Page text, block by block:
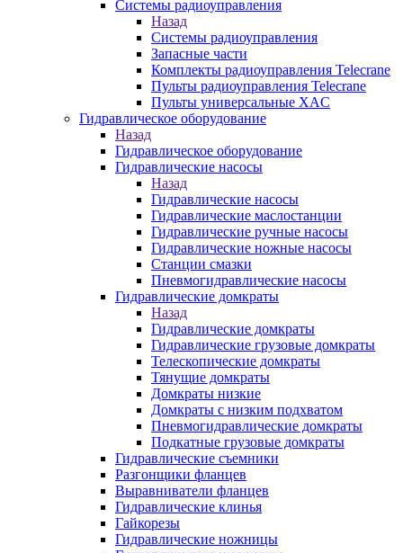
Системы радиоуправления
Назад
Системы радиоуправления
Запасные части
Комплекты радиоуправления Telecrane
Пульты радиоуправления Telecrane
Пульты универсальные XAC
Гидравлическое оборудование
Назад
Гидравлическое оборудование
Гидравлические насосы
Назад
Гидравлические насосы
Гидравлические маслостанции
Гидравлические ручные насосы
Гидравлические ножные насосы
Станции смазки
Пневмогидравлические насосы
Гидравлические домкраты
Назад
Гидравлические домкраты
Гидравлические грузовые домкраты
Телескопические домкраты
Тянущие домкраты
Домкраты низкие
Домкраты с низким подхватом
Пневмогидравлические домкраты
Подкатные грузовые домкраты
Гидравлические съемники
Разгонщики фланцев
Выравниватели фланцев
Гидравлические клинья
Гайкорезы
Гидравлические ножницы